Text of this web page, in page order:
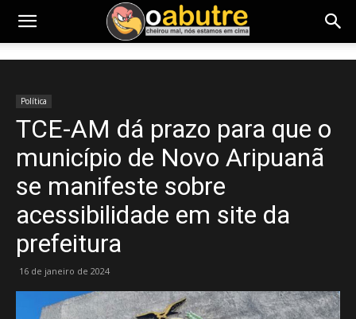
Política
TCE-AM dá prazo para que o
município de Novo Aripuanã
se manifeste sobre
acessibilidade em site da
prefeitura
16 de janeiro de 2024